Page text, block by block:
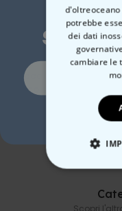
Boccale da Birra
Personalizzato con
39,99 €
potrebbe
dei dati
cambiare le
No,